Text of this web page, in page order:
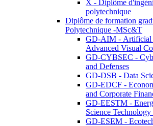
X - Diplôme
polytechnique
Diplôme de formation
Polytechnique -MSc&T
GD-AIM - Artificial
Advanced Visual
GD-CYBSEC -
and Defenses
GD-DSB - Data
GD-EDCF -
and Corporate
GD-EESTM -
Science
GD-ESEM -